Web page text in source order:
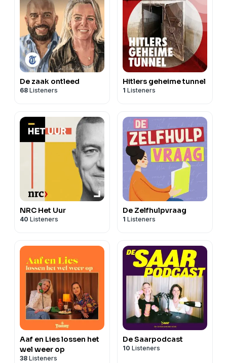
De zaak ontleed
68 Listeners
Hitlers geheime tunnel
1 Listeners
NRC Het Uur
40 Listeners
De Zelfhulpvraag
1 Listeners
Aaf en Lies lossen het
wel weer op
38 Listeners
De Saarpodcast
10 Listeners